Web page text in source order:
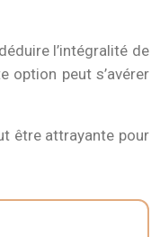
l’intégralité de
option peut s’avérer
être attrayante pour